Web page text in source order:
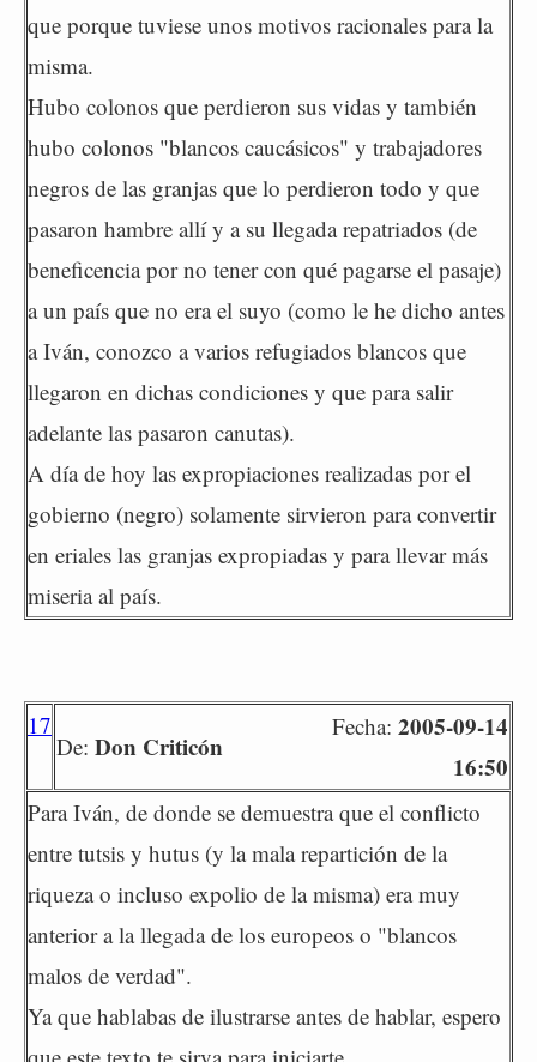
que porque tuviese unos motivos racionales para la
misma.
Hubo colonos que perdieron sus vidas y también
hubo colonos "blancos caucásicos" y trabajadores
negros de las granjas que lo perdieron todo y que
pasaron hambre allí y a su llegada repatriados (de
beneficencia por no tener con qué pagarse el pasaje)
a un país que no era el suyo (como le he dicho antes
a Iván, conozco a varios refugiados blancos que
llegaron en dichas condiciones y que para salir
adelante las pasaron canutas).
A día de hoy las expropiaciones realizadas por el
gobierno (negro) solamente sirvieron para convertir
en eriales las granjas expropiadas y para llevar más
miseria al país.
17
De: Don Criticón
Fecha: 2005-09-14
16:50
Para Iván, de donde se demuestra que el conflicto
entre tutsis y hutus (y la mala repartición de la
riqueza o incluso expolio de la misma) era muy
anterior a la llegada de los europeos o "blancos
malos de verdad".
Ya que hablabas de ilustrarse antes de hablar, espero